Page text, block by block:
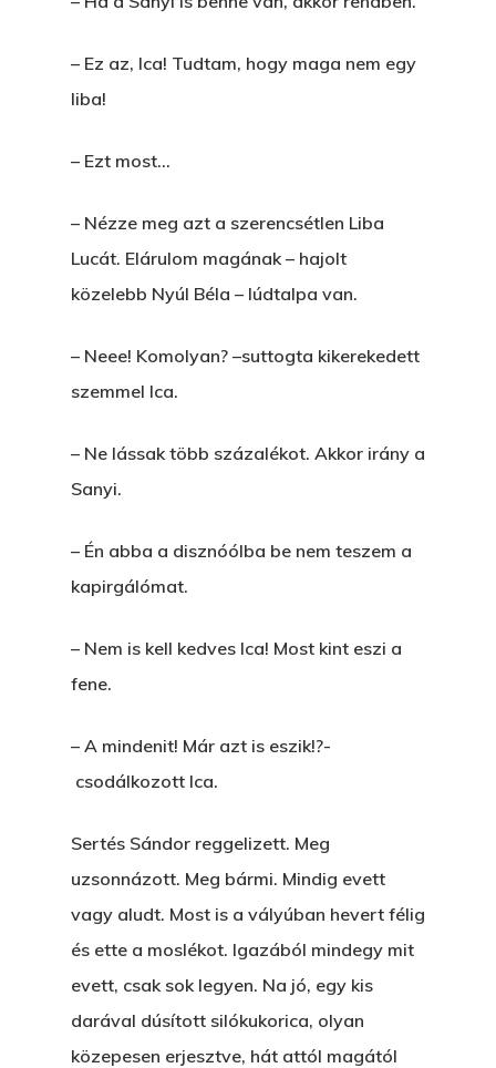
– Ez az, Ica! Tudtam, hogy maga nem egy
liba!
– Ezt most…
– Nézze meg azt a szerencsétlen Liba
Lucát. Elárulom magának – hajolt
közelebb Nyúl Béla – lúdtalpa van.
– Neee! Komolyan? –suttogta kikerekedett
szemmel Ica.
– Ne lássak több százalékot. Akkor irány a
Sanyi.
– Én abba a disznóólba be nem teszem a
kapirgálómat.
– Nem is kell kedves Ica! Most kint eszi a
fene.
– A mindenit! Már azt is eszik!?-
csodálkozott Ica.
Sertés Sándor reggelizett. Meg
uzsonnázott. Meg bármi. Mindig evett
vagy aludt. Most is a vályúban hevert félig
és ette a moslékot. Igazából mindegy mit
evett, csak sok legyen. Na jó, egy kis
darával dúsított silókukorica, olyan
közepesen erjesztve, hát attól magától